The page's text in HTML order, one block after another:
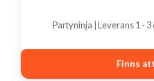
Partyninja | Leverans 1 -
Finns